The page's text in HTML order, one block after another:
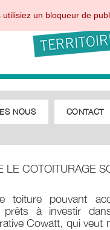
NOUS CONTACT
LE COTOITURAGE
pouvant
prêts à investir
Cowatt, qui veut
un bloqueur de